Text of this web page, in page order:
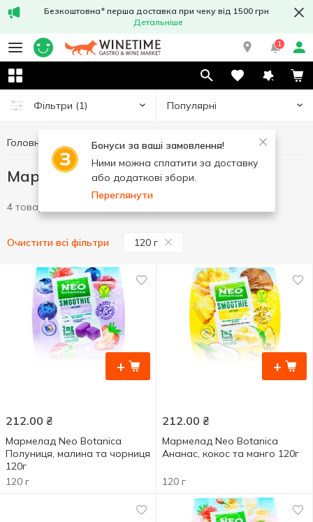
Безкоштовна* перша доставка при чеку від 1500 грн
Детальніше
1
Фільтри (1) Популярні
Бонуси за ваші замовлення!
Ними можна сплатити за доставку
або додаткові збори.
Переглянути
Головна Солодощі Мармелад Мармелад 120 г
Мармелад 120 г
4 товари
Очистити всі фільтри 120 г
+
212.00 ₴
Мармелад Neo Botanica
Полуниця, малина та чорниця
120г
120 г
+
212.00 ₴
Мармелад Neo Botanica
Ананас, кокос та манго 120г
120 г